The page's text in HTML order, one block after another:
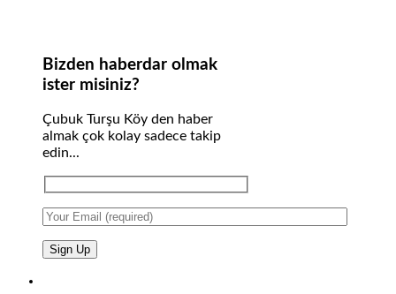
Bizden haberdar olmak
ister misiniz?
Çubuk Turşu Köy den haber
almak çok kolay sadece takip
edin...